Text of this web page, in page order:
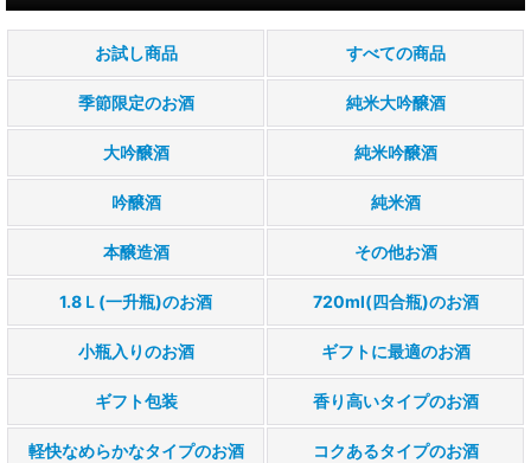
お試し商品 すべての商品
季節限定のお酒 純米大吟醸酒
大吟醸酒 純米吟醸酒
吟醸酒 純米酒
本醸造酒 その他お酒
1.8Ｌ(一升瓶)のお酒 720ml(四合瓶)のお酒
小瓶入りのお酒 ギフトに最適のお酒
ギフト包装 香り高いタイプのお酒
軽快なめらかなタイプのお酒 コクあるタイプのお酒